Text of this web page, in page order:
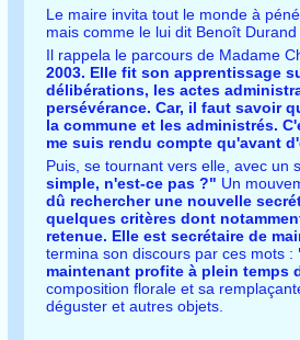
Le maire invita tout le monde à
mais comme le lui dit Benoît Durand
Il rappela le parcours de Madame
2003. Elle fit son apprentissage
délibérations, les actes
persévérance. Car, il faut savoir
la commune et les administrés.
me suis rendu compte qu'avant
Puis, se tournant vers elle, avec un
simple, n'est-ce pas ?" Un
dû rechercher une nouvelle
quelques critères dont
retenue. Elle est secrétaire de
termina son discours par ces mots :
maintenant profite à plein temps
composition florale et sa
déguster et autres objets.